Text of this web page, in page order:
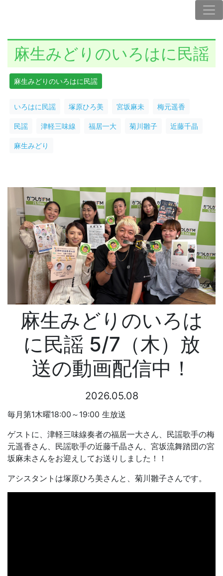
麻生みどりのいろはに民謡
麻生みどりのいろはに民謡
いろはに民謡 塚原ひろ美 宮坂麻未 梅元遥香
民謡 津軽三味線 福居一大 菊川雛子 近藤千晶
麻生みどり
麻生みどりのいろは
に民謡 5/7（木）放
送の動画配信中！
2026.05.08
毎月第1木曜18:00～19:00 生放送
ゲストに、津軽三味線奏者の福居一大さん、民謡歌手の梅
元遥香さん、民謡歌手の近藤千晶さん、宮坂流舞踏団の宮
坂麻未さんをお迎えしてお送りしました！！
アシスタントは塚原ひろ美さんと、菊川雛子さんです。